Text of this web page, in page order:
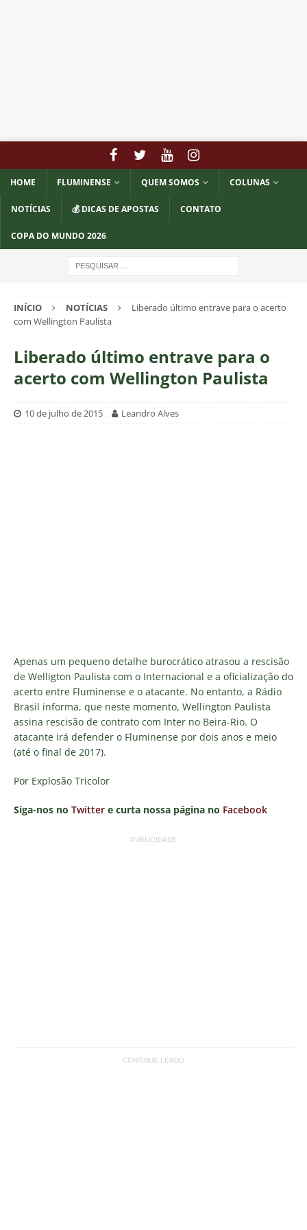
HOME FLUMINENSE QUEM SOMOS COLUNAS
NOTÍCIAS 💰 DICAS DE APOSTAS CONTATO
COPA DO MUNDO 2026
INÍCIO NOTÍCIAS
Liberado último entrave para o acerto
com Wellington Paulista
Liberado último entrave para o
acerto com Wellington Paulista
10 de julho de 2015 Leandro Alves
Apenas um pequeno detalhe burocrático atrasou a rescisão
de Welligton Paulista com o Internacional e a oficialização do
acerto entre Fluminense e o atacante. No entanto, a Rádio
Brasil informa, que neste momento, Wellington Paulista
assina rescisão de contrato com Inter no Beira-Rio. O
atacante irá defender o Fluminense por dois anos e meio
(até o final de 2017).
Por Explosão Tricolor
Siga-nos no Twitter e curta nossa página no Facebook
PUBLICIDADE
CONTINUE LENDO